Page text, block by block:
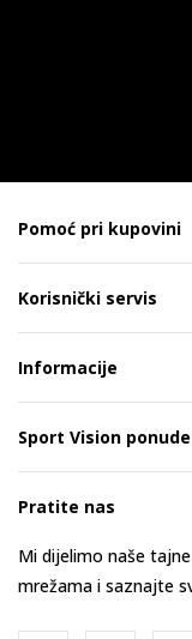
Pomoć pri kupovini
Korisnički servis
Informacije
Sport Vision ponude
Pratite nas
Mi dijelimo naše
mrežama i saznajte